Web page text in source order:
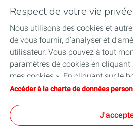
L'entreprise
Activités
Informations réglementées
Actionnaires individuels
Respect de votre vie privée
Nous utilisons des cookies et
de vous fournir, d’analyser et
utilisateur. Vous pouvez à tout
paramètres de cookies en cliquant
mes cookies ». En cliquant sur le
vous acceptez le dépôt de
techniques nécessaires au bon
seront utilisés. Pour plus
Accéder à la charte de données
J'accepte